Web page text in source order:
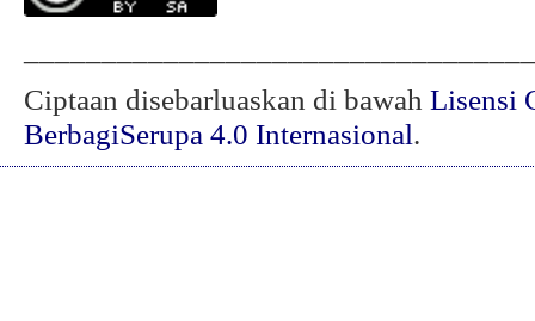
Ciptaan disebarluaskan di bawah Lisensi
BerbagiSerupa 4.0 Internasional.